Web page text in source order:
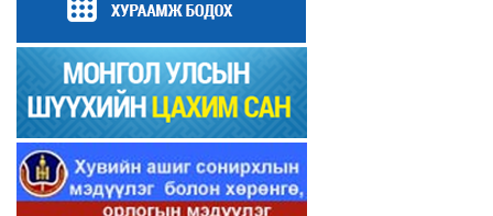
Д.Гүрсоронз нарт холбогдох хэргийг хяналтын шатны шүүх хуралдаанаар
хэлэлцүүлэхээс татгалзав
2022 оны 03 сарын 30
Дээд шүүхийн нийт шүүгчийн хуралдаан болно
Сургалтын хөтөлбөрийн хороо хуралдлаа
2022 оны 03 сарын 17